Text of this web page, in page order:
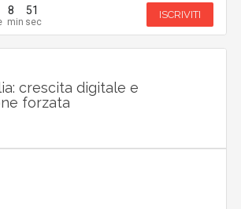
8 50 ISCRIVITI
crescita digitale e
forzata